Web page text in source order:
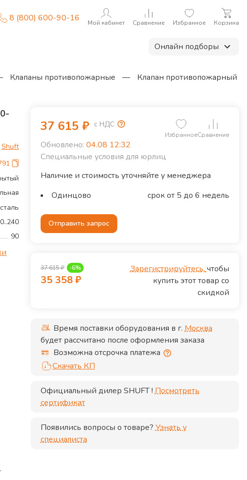
8 (800) 600-90-16 Мой кабинет Сравнение Избранное Корзина
Онлайн подборы
Клапаны противопожарные —
Клапан противопожарный
Shuft
90
37 615 ₽ с НДС
ИзбранноеСравнение
Обновлено: 04.08 12:32
Специальные условия для юрлиц
Наличие и стоимость уточняйте у менеджера
Одинцово
срок от 5 до 6 недель
Отправить запрос
37 615₽ -6%
35 358₽
Зарегистрируйтесь,чтобы
купить этот товар со
скидкой
Время поставки оборудования в г.Москва
будет рассчитано после оформления заказа
Возможна отсрочка платежа
Скачать КП
Официальный дилер SHUFT! Посмотреть
сертификат
Появились вопросы о товаре? Узнать у
специалиста